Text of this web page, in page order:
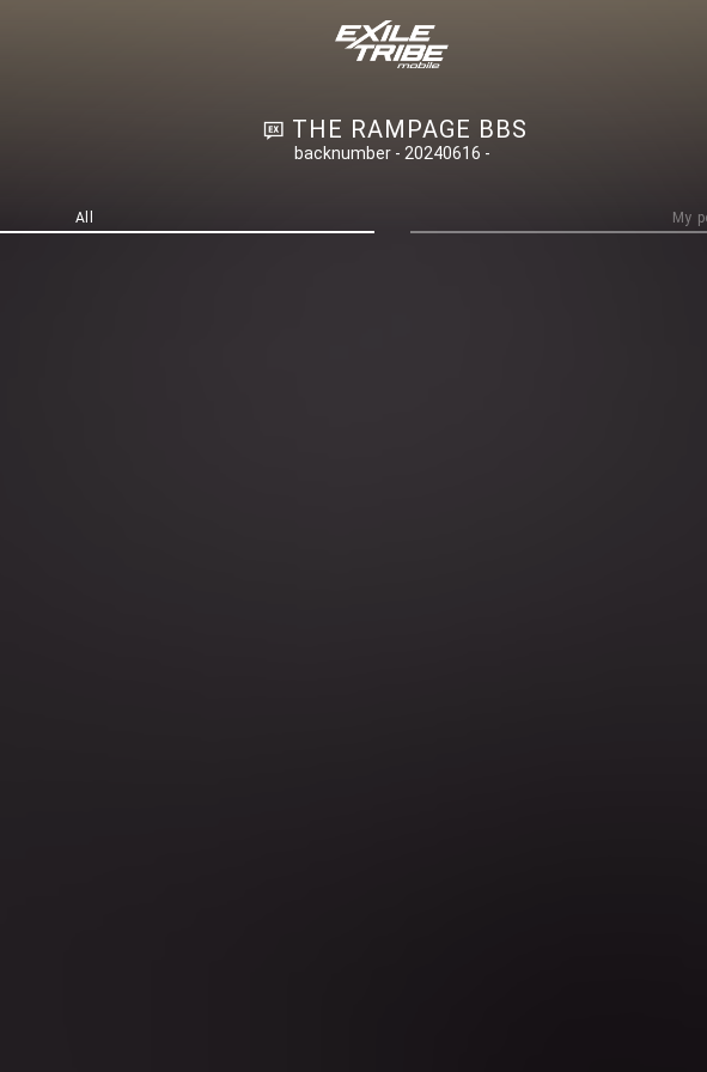
THE RAMPAGE BBS
backnumber - 20240616 -
All My